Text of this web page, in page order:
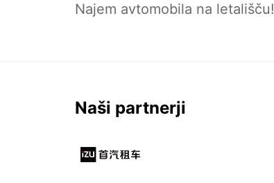
Najem avtomobila na letališču!
Naši partnerji